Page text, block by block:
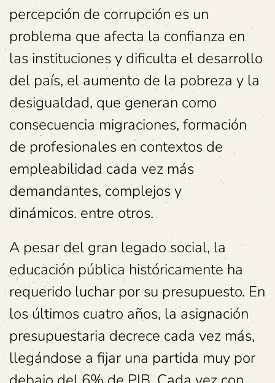
percepción de corrupción es un
problema que afecta la confianza en
las instituciones y dificulta el desarrollo
del país, el aumento de la pobreza y la
desigualdad, que generan como
consecuencia migraciones, formación
de profesionales en contextos de
empleabilidad cada vez más
demandantes, complejos y
dinámicos. entre otros.
A pesar del gran legado social, la
educación pública históricamente ha
requerido luchar por su presupuesto. En
los últimos cuatro años, la asignación
presupuestaria decrece cada vez más,
llegándose a fijar una partida muy por